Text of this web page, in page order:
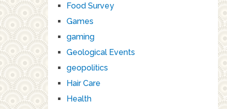
Food Survey
Games
gaming
Geological Events
geopolitics
Hair Care
Health